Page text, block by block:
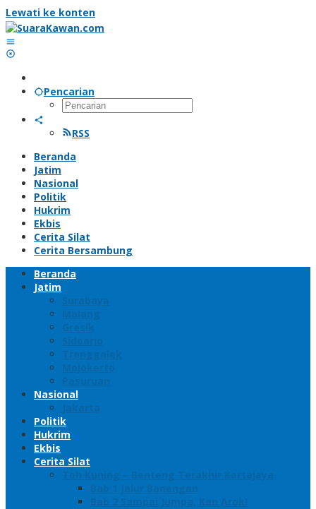
Lewati ke konten
Pencarian
RSS
Beranda
Jatim
Nasional
Politik
Hukrim
Ekbis
Cerita Silat
Cerita Bersambung
Beranda
Jatim
Surabaya
Malang
Gresik
Sidoarjo
Trenggalek
Mojokerto
Pasuruan
Nasional
Jakarta
Politik
Hukrim
Ekbis
Cerita Silat
Toh Kuning – Benteng Terakhir Kertajaya
Bab 1 Jalur Banengan
Bab 2 Sampai Jumpa, Ken Arok!